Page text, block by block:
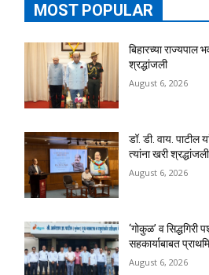
MOST POPULAR
बिहारच्या राज्यपाल
श्रद्धांजली
August 6, 2026
डॉ. डी. वाय. पाटील
त्यांना खरी श्रद्धांजली
August 6, 2026
‘गोकुळ’ व सिद्धगिरी
सहकार्याबाबत
August 6, 2026